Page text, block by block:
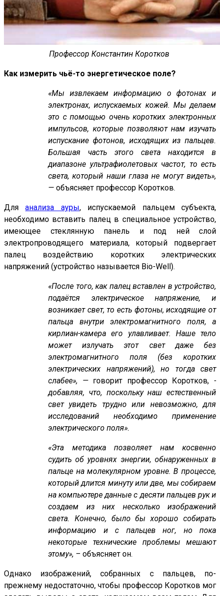
Профессор Константин Коротков
Как измерить чьё-то энергетическое поле?
«Мы извлекаем информацию о фотонах и
электронах, испускаемых кожей. Мы делаем
это с помощью очень коротких электронных
импульсов, которые позволяют нам изучать
испускание фотонов, исходящих из пальцев.
Большая часть этого света находится в
диапазоне ультрафиолетовых частот, то есть
света, который наши глаза не могут видеть»,
— объясняет профессор Коротков.
Дляанализа ауры, испускаемой пальцем субъекта,
необходимо вставить палец в специальное устройство,
имеющее стеклянную панель и под ней слой
электропроводящего материала, который подвергает
палец воздействию коротких электрических
напряжений (устройство называется Bio-Well).
«После того, как палец вставлен в устройство,
подаётся электрическое напряжение, и
возникает свет, то есть фотоны, исходящие от
пальца внутри электромагнитного поля, а
кирлиан-камера его улавливает. Наше тело
может излучать этот свет даже без
электромагнитного поля (без коротких
электрических напряжений), но тогда свет
слабее», —говорит профессор Коротков, -
добавляя, что, поскольку наш естественный
свет увидеть трудно или невозможно, для
исследований необходимо применение
электрического поля».
«Эта методика позволяет нам косвенно
судить об уровнях энергии, обнаруженных в
пальце на молекулярном уровне. В процессе,
который длится минуту или две, мы собираем
на компьютере данные с десяти пальцев рук и
создаем из них несколько изображений
света. Конечно, было бы хорошо собирать
информацию и с пальцев ног, но пока
некоторые технические проблемы мешают
этому», – объясняет он.
Однако изображений, собранных с пальцев, по-
прежнему недостаточно, чтобы профессор Коротков мог